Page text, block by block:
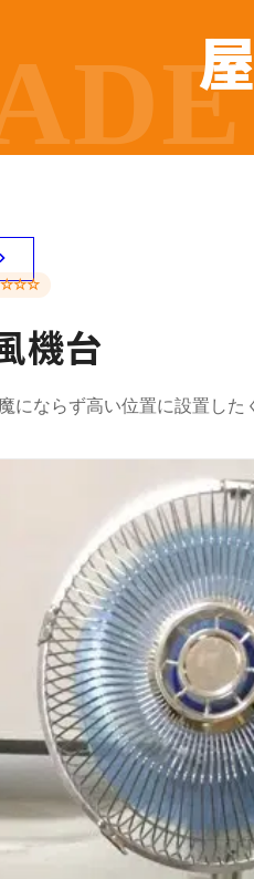
屋
機台
にならず高い位置に設置した